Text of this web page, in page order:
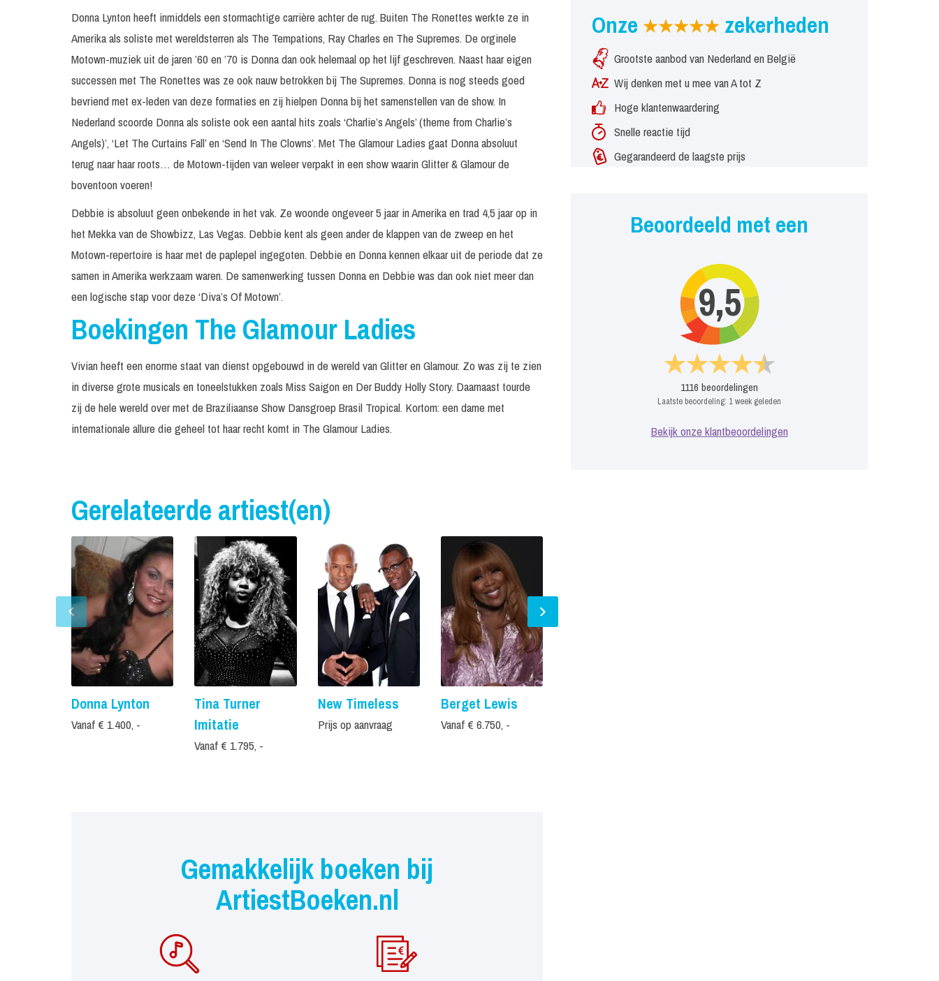
Donna Lynton heeft inmiddels een stormachtige carrière achter de rug. Buiten The Ronettes werkte ze in
Amerika als soliste met wereldsterren als The Tempations, Ray Charles en The Supremes. De orginele
Motown-muziek uit de jaren ’60 en ’70 is Donna dan ook helemaal op het lijf geschreven. Naast haar eigen
successen met The Ronettes was ze ook nauw betrokken bij The Supremes. Donna is nog steeds goed
bevriend met ex-leden van deze formaties en zij hielpen Donna bij het samenstellen van de show. In
Nederland scoorde Donna als soliste ook een aantal hits zoals ‘Charlie’s Angels’ (theme from Charlie’s
Angels)’, ‘Let The Curtains Fall’ en ‘Send In The Clowns’. Met The Glamour Ladies gaat Donna absoluut
terug naar haar roots… de Motown-tijden van weleer verpakt in een show waarin Glitter & Glamour de
boventoon voeren!
Debbie is absoluut geen onbekende in het vak. Ze woonde ongeveer 5 jaar in Amerika en trad 4,5 jaar op in
het Mekka van de Showbizz, Las Vegas. Debbie kent als geen ander de klappen van de zweep en het
Motown-repertoire is haar met de paplepel ingegoten. Debbie en Donna kennen elkaar uit de periode dat ze
samen in Amerika werkzaam waren. De samenwerking tussen Donna en Debbie was dan ook niet meer dan
een logische stap voor deze ‘Diva’s Of Motown’.
Boekingen The Glamour Ladies
Vivian heeft een enorme staat van dienst opgebouwd in de wereld van Glitter en Glamour. Zo was zij te zien
in diverse grote musicals en toneelstukken zoals Miss Saigon en Der Buddy Holly Story. Daarnaast tourde
zij de hele wereld over met de Braziliaanse Show Dansgroep Brasil Tropical. Kortom: een dame met
internationale allure die geheel tot haar recht komt in The Glamour Ladies.
Onze zekerheden
Grootste aanbod van Nederland en België
Wij denken met u mee van A tot Z
Hoge klantenwaardering
Snelle reactie tijd
Gegarandeerd de laagste prijs
Beoordeeld met een
9,5
1116 beoordelingen
Laatste beoordeling: 1 week geleden
Bekijk onze klantbeoordelingen
Gerelateerde artiest(en)
Donna Lynton
Vanaf € 1.400, -
Tina Turner
Imitatie
Vanaf € 1.795, -
New Timeless
Prijs op aanvraag
Berget Lewis
Vanaf € 6.750, -
Gemakkelijk boeken bij
ArtiestBoeken.nl